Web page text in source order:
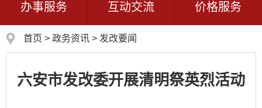
办事服务 互动交流 价格服务
首页 > 政务资讯 > 发改要闻
六安市发改委开展清明祭英烈活动